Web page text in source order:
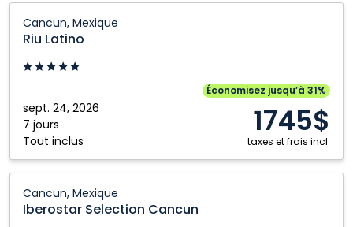
Cancun, Mexique
Riu Latino
sept. 24, 2026
7 jours
Tout inclus
Économisez jusqu’à 31%
1745$
taxes et frais incl.
Latino:
Cancun,
Mexique
Cancun, Mexique
Iberostar Selection Cancun
Selection
Cancun: